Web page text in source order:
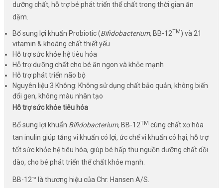
dưỡng chất, hỗ trợ bé phát triển thể chất trong thời gian ăn
dặm.
Bổ sung lợi khuẩn Probiotic (Bifidobacterium,BB-12TM) và 21
vitamin & khoáng chất thiết yếu
Hỗ trợ sức khỏe hệ tiêu hóa
Hỗ trợ dưỡng chất cho bé ăn ngon và khỏe mạnh
Hỗ trợ phát triển não bộ
Nguyên liệu 3 Không: Không sử dụng chất bảo quản, không biến
đổi gen, không màu nhân tạo
Hỗ trợ sức khỏe tiêu hóa
Bổ sung lợi khuẩn Bifidobacterium, BB-12TM cùng chất xơ hòa
tan inulin giúp tăng vi khuẩn có lợi, ức chế vi khuẩn có hại, hỗ trợ
tốt sức khỏe hệ tiêu hóa, giúp bé hấp thu nguồn dưỡng chất dồi
dào, cho bé phát triển thể chất khỏe mạnh.
BB-12™ là thương hiệu của Chr. Hansen A/S.